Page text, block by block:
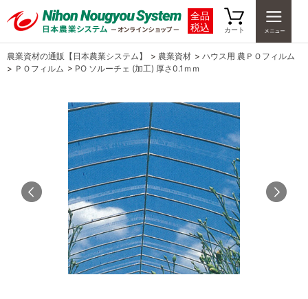
全品
税込
カート
農業資材の通販【日本農業システム】 > 農業資材 > ハウス用 農ＰＯフィルム
> ＰＯフィルム > PO ソルーチェ (加工) 厚さ0.1ｍｍ